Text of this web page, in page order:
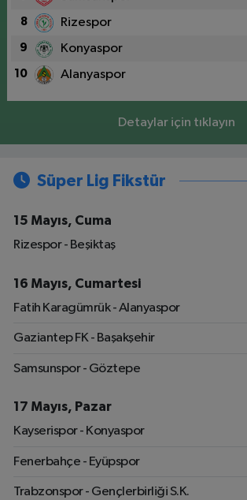
8 Rizespor
9 Konyaspor
10 Alanyaspor
Detaylar için tıklayın
Süper Lig Fikstür
15 Mayıs, Cuma
Rizespor - Beşiktaş
16 Mayıs, Cumartesi
Fatih Karagümrük - Alanyaspor
Gaziantep FK - Başakşehir
Samsunspor - Göztepe
17 Mayıs, Pazar
Kayserispor - Konyaspor
Fenerbahçe - Eyüpspor
Trabzonspor - Gençlerbirliği S.K.